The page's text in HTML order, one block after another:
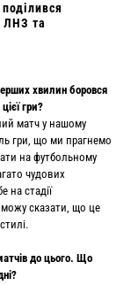
ЛНЗ та
хвилин боровся
гри?
матч у нашому
гри, що ми прагнемо
на футбольному
чудових
на стадії
сказати, що це
до цього. Що